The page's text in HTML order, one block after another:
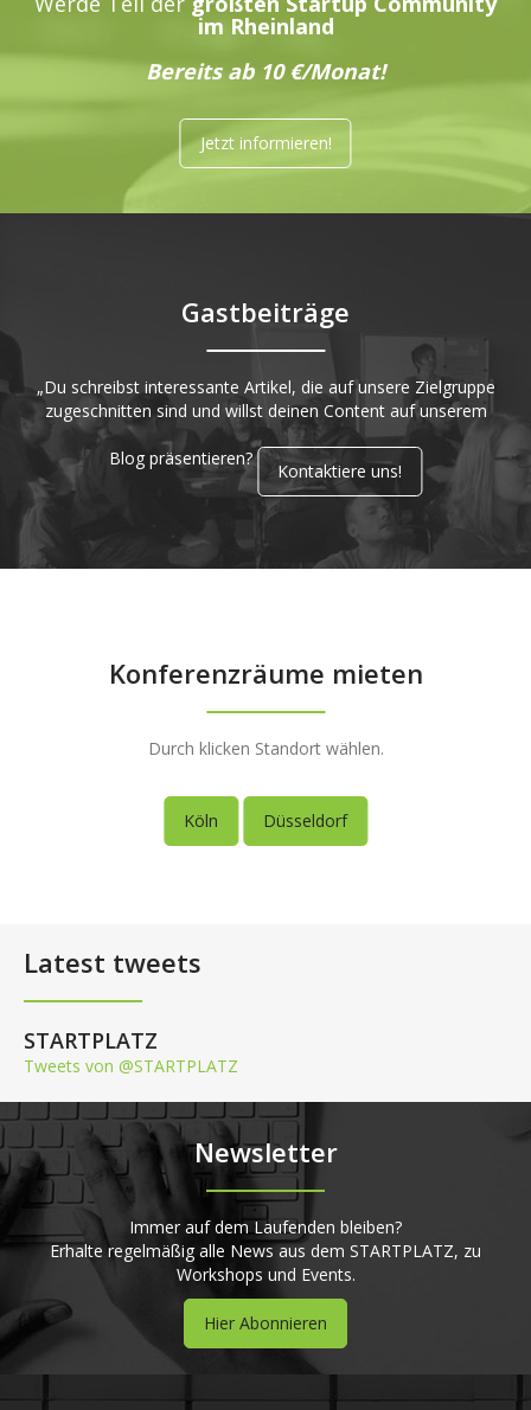
im Rheinland
Bereits ab 10 €/Monat!
Jetzt informieren!
Gastbeiträge
„Du schreibst interessante Artikel, die auf unsere Zielgruppe
zugeschnitten sind und willst deinen Content auf unserem
Blog präsentieren?
Kontaktiere uns!
Konferenzräume mieten
Durch klicken Standort wählen.
Köln Düsseldorf
Latest tweets
STARTPLATZ
Tweets von @STARTPLATZ
Newsletter
Immer auf dem Laufenden bleiben?
Erhalte regelmäßig alle News aus dem STARTPLATZ, zu
Workshops und Events.
Hier Abonnieren